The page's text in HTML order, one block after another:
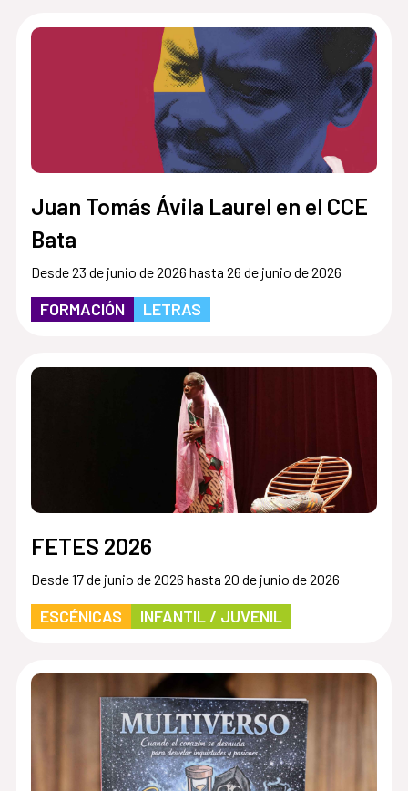
Juan Tomás Ávila Laurel en el CCE
Bata
Desde 23 de junio de 2026 hasta 26 de junio de 2026
FORMACIÓN LETRAS
FETES 2026
Desde 17 de junio de 2026 hasta 20 de junio de 2026
ESCÉNICAS INFANTIL / JUVENIL